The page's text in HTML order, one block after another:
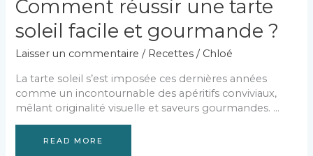
Comment réussir une tarte
soleil facile et gourmande ?
Laisser un commentaire / Recettes / Chloé
La tarte soleil s’est imposée ces dernières années
comme un incontournable des apéritifs conviviaux,
mêlant originalité visuelle et saveurs gourmandes. …
READ MORE